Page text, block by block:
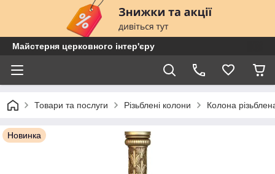
Майстерня церковного інтер'єру
Товари та послуги Різьблені колони Колона
Новинка